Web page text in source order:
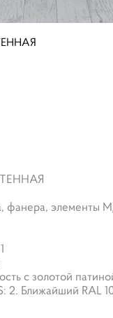
фанера, элементы
с золотой
2. Ближайший RAL